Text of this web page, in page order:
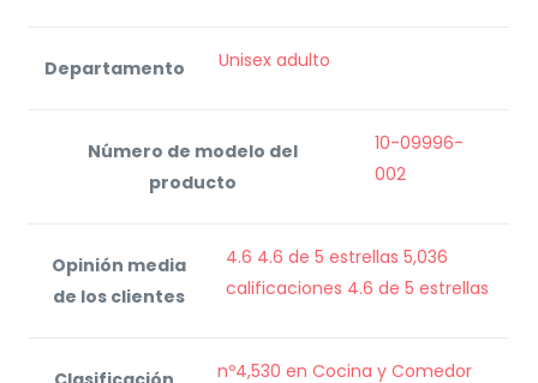
Departamento Unisex adulto
Número de modelo del
producto
10-09996-
002
Opinión media
de los clientes
4.6 4.6 de 5 estrellas 5,036
calificaciones 4.6 de 5 estrellas
nº4,530 en Cocina y Comedor